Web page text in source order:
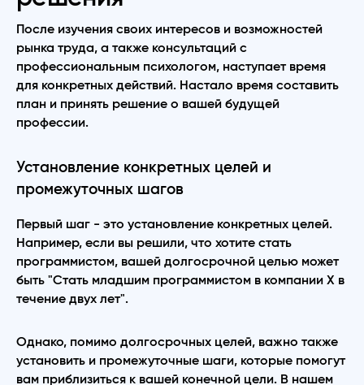
После изучения своих интересов и возможностей
рынка труда, а также консультаций с
профессиональным психологом, наступает время
для конкретных действий. Настало время составить
план и принять решение о вашей будущей
профессии.
Установление конкретных целей и
промежуточных шагов
Первый шаг - это установление конкретных целей.
Например, если вы решили, что хотите стать
программистом, вашей долгосрочной целью может
быть "Стать младшим программистом в компании X в
течение двух лет".
Однако, помимо долгосрочных целей, важно также
установить и промежуточные шаги, которые помогут
вам приблизиться к вашей конечной цели. В нашем